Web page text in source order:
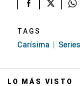
TAGS
Carísima
LO MÁS VISTO